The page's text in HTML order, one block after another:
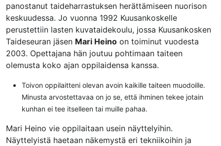
panostanut taideharrastuksen herättämiseen nuorison
keskuudessa. Jo vuonna 1992 Kuusankoskelle
perustettiin lasten kuvataidekoulu, jossa Kuusankosken
Taideseuran jäsen Mari Heino on toiminut vuodesta
2003. Opettajana hän joutuu pohtimaan taiteen
olemusta koko ajan oppilaidensa kanssa.
Toivon oppilaitteni olevan avoin kaikille taiteen muodoille.
Minusta arvostettavaa on jo se, että ihminen tekee jotain
kunhan ei tee itselleen tai muille pahaa.
Mari Heino vie oppilaitaan usein näyttelyihin.
Näyttelyistä haetaan näkemystä eri tekniikoihin ja